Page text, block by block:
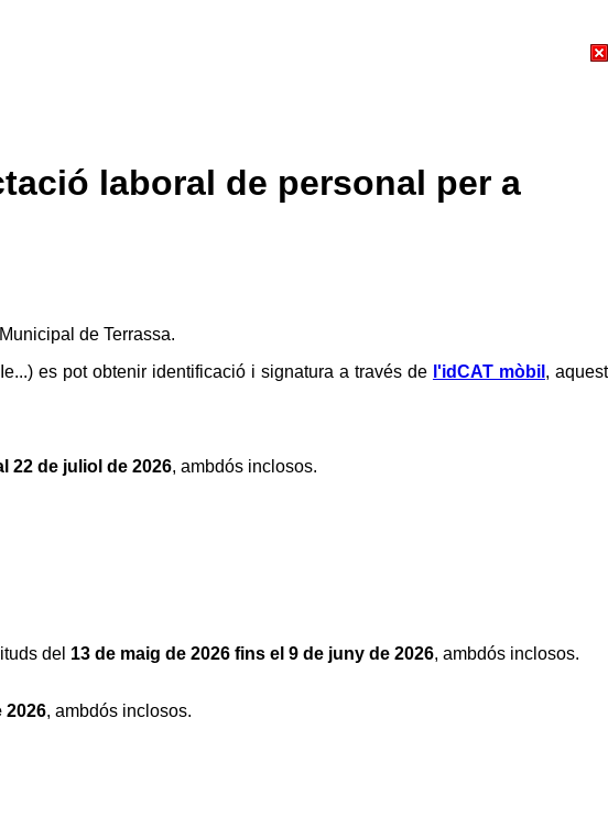
laboral de personal per a
de Terrassa.
es pot obtenir identificació i signatura a través de l'idCAT mòbil , aquest
22 de juliol de 2026, ambdós inclosos.
del 13 de maig de 2026 fins el 9 de juny de 2026, ambdós inclosos.
2026, ambdós inclosos.